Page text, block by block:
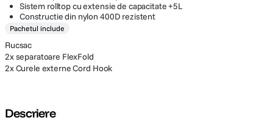
Sistem rolltop cu extensie de capacitate +5L
Constructie din nylon 400D rezistent
Pachetul include
Rucsac
2x separatoare FlexFold
2x Curele externe Cord Hook
Descriere